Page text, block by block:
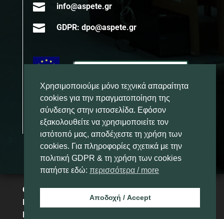
 info@aspete.gr
 GDPR: dpo@aspete.gr
Copyright 2025 – Ανώτατη Σχολή
Παιδαγωγικής και Τεχνολογικής
Εκπαίδευσης – ΑΣΠΑΙΤΕ
Χρησιμοποιούμε μόνο τεχνικά απαραίτητα
cookies για την πραγματοποίηση της
σύνδεσης στην ιστοσελίδα. Εφόσον
εξακολουθείτε να χρησιμοποιείτε τον
ιστότοπό μας, αποδέχεστε τη χρήση των
cookies. Για πληροφορίες σχετικά με την
πολιτική GDPR & τη χρήση των cookies
πατήστε εδώ: περισσότερα / more
Αποδοχή / Accept